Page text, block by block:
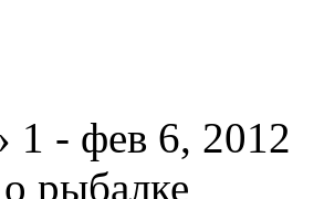
1 - фев 6, 2012
рыбалке